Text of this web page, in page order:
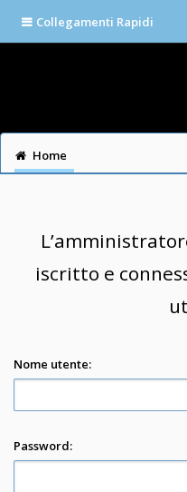
Collegamenti Rapidi
Home
iscritto e
Nome utente:
Password: